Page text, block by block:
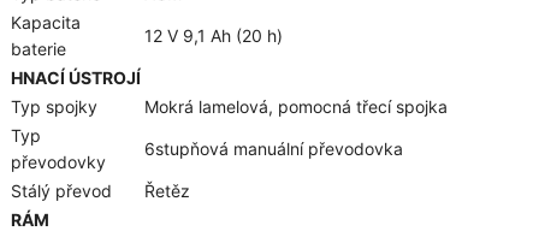
Kapacita
baterie
12 V 9,1 Ah (20 h)
HNACÍ ÚSTROJÍ
Typ spojky
Mokrá lamelová, pomocná třecí spojka
Typ
převodovky
6stupňová manuální převodovka
Stálý převod
Řetěz
RÁM